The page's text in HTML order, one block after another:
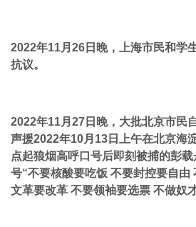
2022年11月26日晚，上海市民和学
抗议。
2022年11月27日晚，大批北京市民
声援2022年10月13日上午在北京海
点起狼烟高呼口号后即刻被捕的彭
号“不要核酸要吃饭 不要封控要自由
文革要改革 不要领袖要选票 不做奴